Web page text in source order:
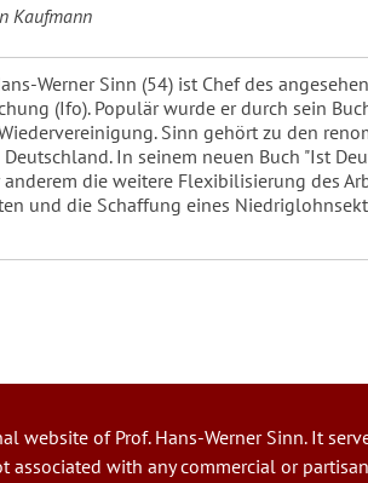
Kaufmann
Werner Sinn (54) ist Chef des
(Ifo). Populär wurde er durch sein
Sinn gehört zu den
Deutschland. In seinem neuen Buch "Ist
die weitere Flexibilisierung des
und die Schaffung eines
website of Prof. Hans-Werner Sinn. It
associated with any commercial or